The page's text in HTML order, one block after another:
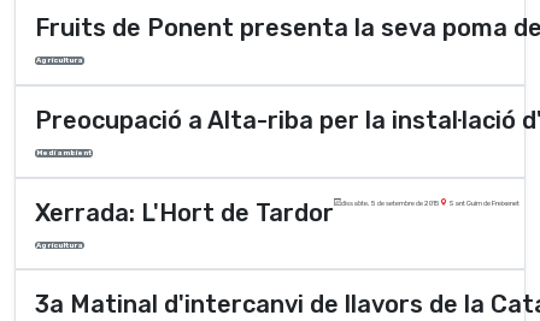
Fruits de Ponent presenta la seva poma
Agricultura
Preocupació a Alta-riba per la instal·lació
Medi ambient
Xerrada: L'Hort de Tardor dissabte, 5 de setembre de 2015 Sant Guim de Freixenet
Agricultura
3a Matinal d'intercanvi de llavors de la